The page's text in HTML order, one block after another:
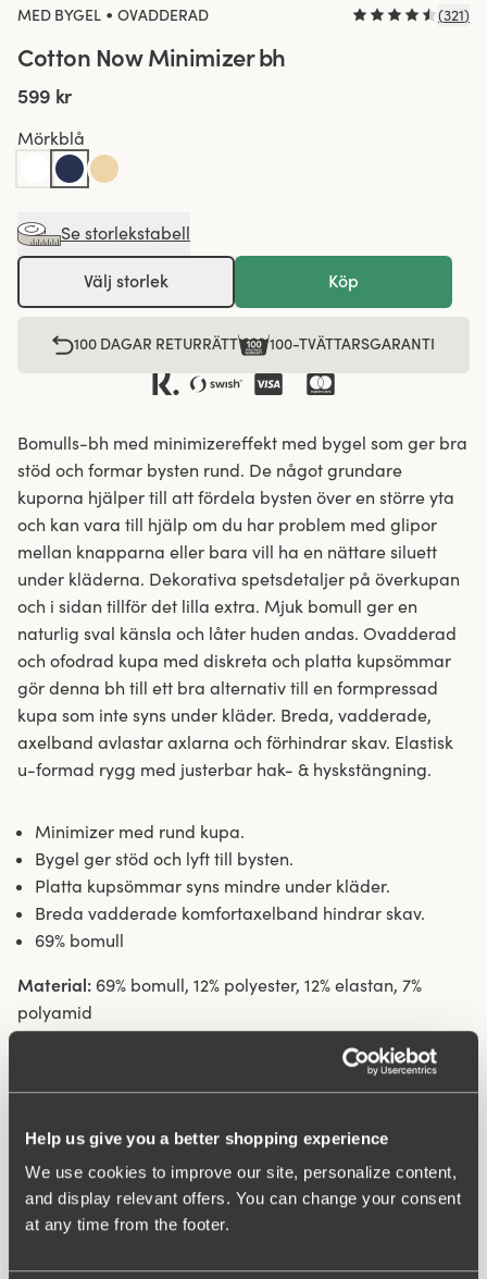
Help us give you a better shopping experience
We use cookies to improve our site, personalize content,
and display relevant offers. You can change your consent
at any time from the footer.
MED BYGEL • OVADDERAD (321)
Cotton Now Minimizer bh
599 kr
Mörkblå
Se storlekstabell
Välj storlek Köp
100 DAGAR RETURRÄTT 100-TVÄTTARSGARANTI
Bomulls-bh med minimizereffekt med bygel som ger bra
stöd och formar bysten rund. De något grundare
kuporna hjälper till att fördela bysten över en större yta
och kan vara till hjälp om du har problem med glipor
mellan knapparna eller bara vill ha en nättare siluett
under kläderna. Dekorativa spetsdetaljer på överkupan
och i sidan tillför det lilla extra. Mjuk bomull ger en
naturlig sval känsla och låter huden andas. Ovadderad
och ofodrad kupa med diskreta och platta kupsömmar
gör denna bh till ett bra alternativ till en formpressad
kupa som inte syns under kläder. Breda, vadderade,
axelband avlastar axlarna och förhindrar skav. Elastisk
u-formad rygg med justerbar hak- & hyskstängning.
Minimizer med rund kupa.
Bygel ger stöd och lyft till bysten.
Platta kupsömmar syns mindre under kläder.
Breda vadderade komfortaxelband hindrar skav.
69% bomull
Material: 69% bomull, 12% polyester, 12% elastan, 7%
polyamid
Tvättinstruktioner: Handtvätt
Hak och hysk: B-D 75-85: 3 på höjden. B-D: 90-105 & E-
Vad gör den så bekväm?
Minimizer